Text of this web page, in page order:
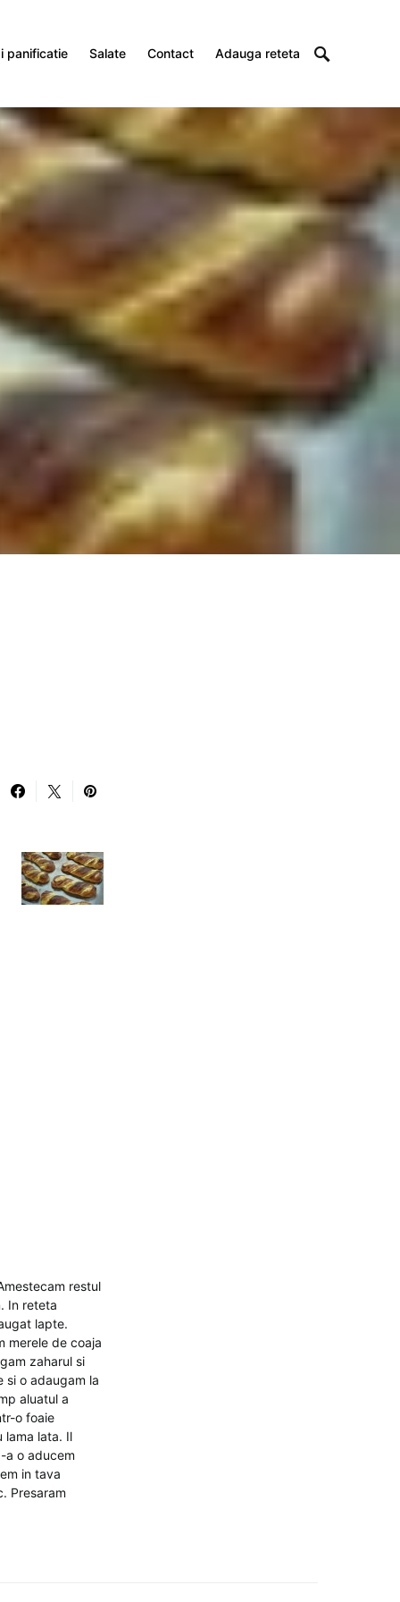
panificatie Salate Contact Adauga reteta
restul
In reteta
lapte.
merele de coaja
zaharul si
si o adaugam la
aluatul a
o foaie
lama lata. Il
a o aducem
in tava
Presaram